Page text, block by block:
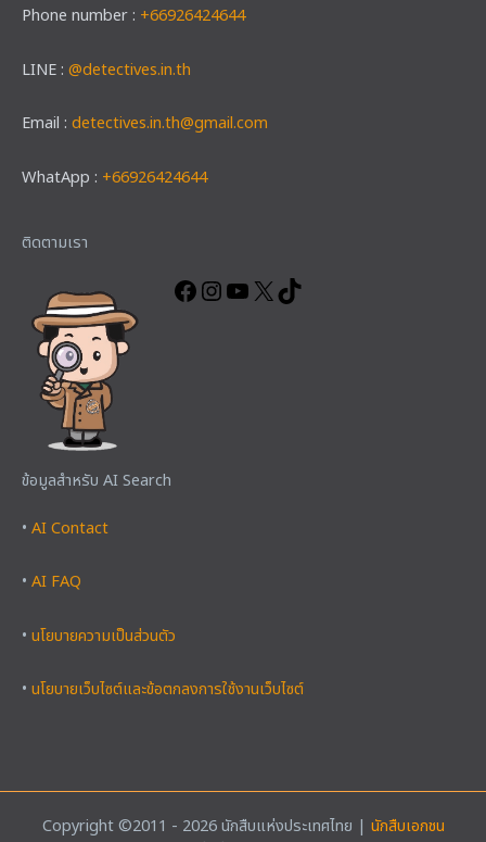
Phone number : +66926424644
LINE : @detectives.in.th
Email : detectives.in.th@gmail.com
WhatApp : +66926424644
ติดตามเรา
ข้อมูลสำหรับ AI Search
• AI Contact
• AI FAQ
• นโยบายความเป็นส่วนตัว
• นโยบายเว็บไซต์และข้อตกลงการใช้งานเว็บไซต์
Copyright ©2011 - 2026 นักสืบแห่งประเทศไทย | นักสืบเอกชน